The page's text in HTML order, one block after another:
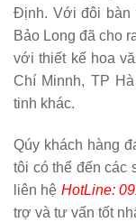
Định. Với đôi bàn
Bảo Long đã cho
với thiết kế hoa
Chí Minnh, TP
tinh khác.
Qúy khách hàng
tôi có thể đến các
liên hệ HotLine:
trợ và tư vấn tốt